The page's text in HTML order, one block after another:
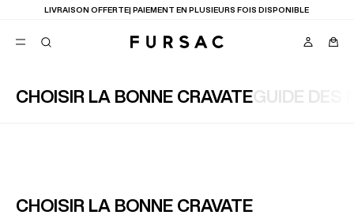
LIVRAISON OFFERTE| PAIEMENT EN PLUSIEURS FOIS DISPONIBLE
CHOISIR LA BONNE CRAVATEGUIDE DES
CHOISIR LA BONNE CRAVATE
MEILLEURES VENTES
NOUVELLE COLLECTION